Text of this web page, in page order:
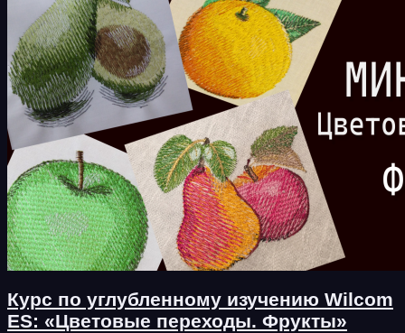
Курс по углубленному изучению Wilcom
ES: «Цветовые переходы. Фрукты»